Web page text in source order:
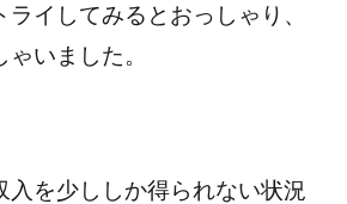
イしてみるとおっしゃり、
いました。
入を少ししか得られない状況